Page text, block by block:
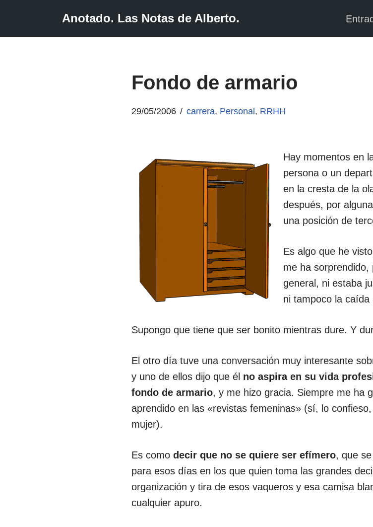
Anotado. Las Notas de Alberto.
Fondo de armario
29/05/2006 carrera, Personal , RRHH
Hay momentos en
persona o un
en la cresta de la
después, por
una posición de
Es algo que he
me ha
general, ni estaba
ni tampoco la caída
Supongo que tiene que ser bonito mientras dure. Y
El otro día tuve una conversación muy interesante
y uno de ellos dijo que él no aspira en su vida
fondo de armario, y me hizo gracia. Siempre me ha
aprendido en las «revistas femeninas» (sí, lo
mujer).
Es comodecir que no se quiere ser efímero, que
para esos días en los que quien toma las grandes
organización y tira de esos vaqueros y esa camisa
cualquier apuro.